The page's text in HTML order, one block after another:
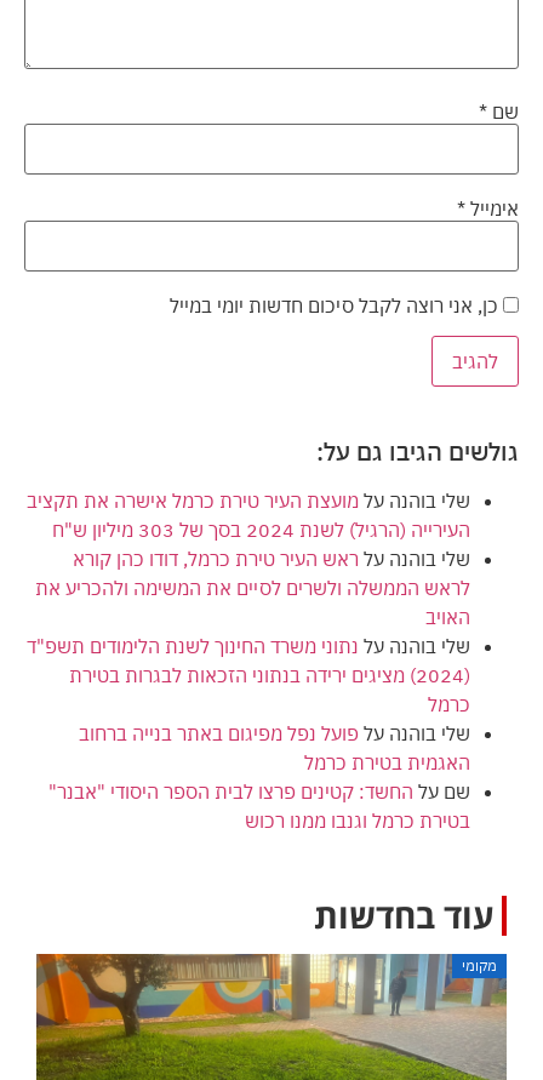
שם *
אימייל *
כן, אני רוצה לקבל סיכום חדשות יומי במייל
גולשים הגיבו גם על:
שלי בוהנה על מועצת העיר טירת כרמל אישרה את תקציב
העירייה (הרגיל) לשנת 2024 בסך של 303 מיליון ש"ח
שלי בוהנה על ראש העיר טירת כרמל, דודו כהן קורא
לראש הממשלה ולשרים לסיים את המשימה ולהכריע את
האויב
שלי בוהנה על נתוני משרד החינוך לשנת הלימודים תשפ"ד
(2024) מציגים ירידה בנתוני הזכאות לבגרות בטירת
כרמל
שלי בוהנה על פועל נפל מפיגום באתר בנייה ברחוב
האגמית בטירת כרמל
שם על החשד: קטינים פרצו לבית הספר היסודי "אבנר"
בטירת כרמל וגנבו ממנו רכוש
עוד בחדשות
מקומי